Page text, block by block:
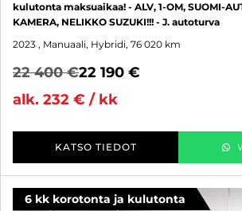
kulutonta maksuaikaa! - ALV, 1-OM, SUOMI-
KAMERA, NELIKKO SUZUKI!!! - J. autoturva
2023 , Manuaali, Hybridi, 76 020 km
22 400 €22 190 €
alk. 232 € / kk
KATSO TIEDOT
6 kk korotonta ja kulutonta